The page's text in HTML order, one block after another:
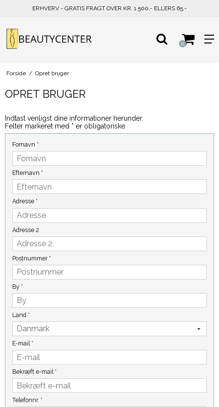
ERHVERV - GRATIS FRAGT OVER KR. 1.500,- ELLERS 65,-
0
Forside / Opret bruger
OPRET BRUGER
Indtast venligst dine informationer herunder.
Felter markeret med * er obligatoriske
Fornavn *
Efternavn *
Adresse *
Adresse 2
Postnummer *
By *
Land *
E-mail *
Bekræft e-mail *
Telefonnr. *